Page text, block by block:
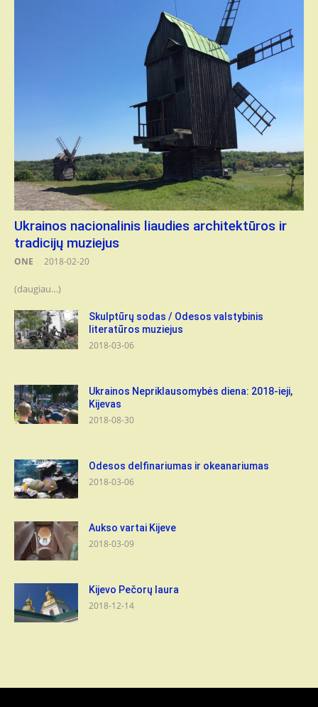
Ukrainos nacionalinis liaudies architektūros ir
tradicijų muziejus
ONE 2018-02-20
(daugiau…)
Skulptūrų sodas / Odesos valstybinis
literatūros muziejus
2018-03-06
Ukrainos Nepriklausomybės diena: 2018-ieji,
Kijevas
2018-08-30
Odesos delfinariumas ir okeanariumas
2018-03-06
Aukso vartai Kijeve
2018-03-09
Kijevo Pečorų laura
2018-12-14